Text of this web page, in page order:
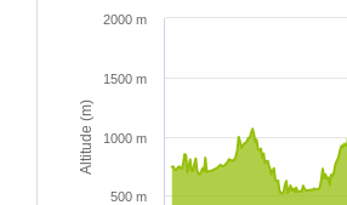
Altitude (m)
500 m
1000 m
1500 m
2000 m